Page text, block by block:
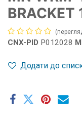
BRACKET
CNX-PID P012028
Додати до